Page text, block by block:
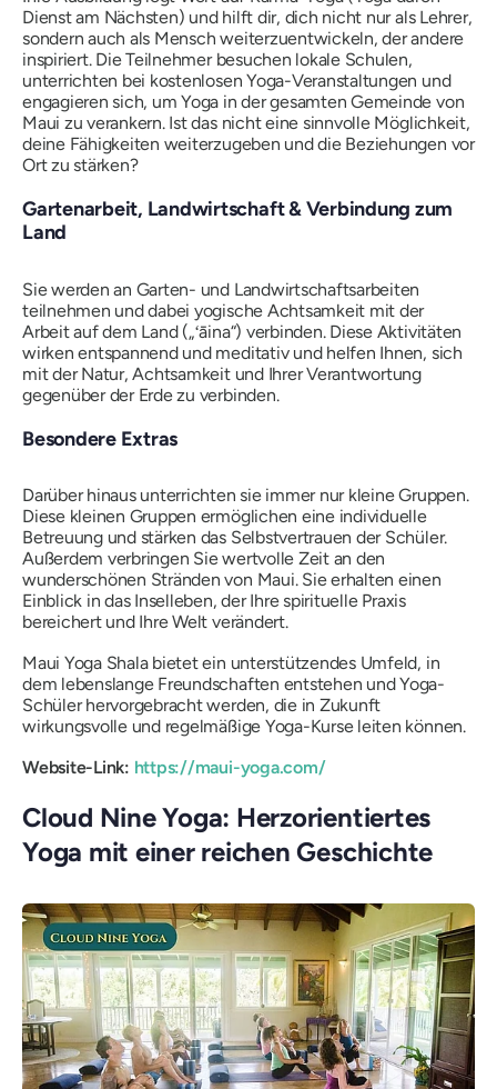
Dienst am Nächsten) und hilft dir, dich nicht nur als Lehrer,
sondern auch als Mensch weiterzuentwickeln, der andere
inspiriert. Die Teilnehmer besuchen lokale Schulen,
unterrichten bei kostenlosen Yoga-Veranstaltungen und
engagieren sich, um Yoga in der gesamten Gemeinde von
Maui zu verankern. Ist das nicht eine sinnvolle Möglichkeit,
deine Fähigkeiten weiterzugeben und die Beziehungen vor
Ort zu stärken?
Gartenarbeit, Landwirtschaft & Verbindung zum
Land
Sie werden an Garten- und Landwirtschaftsarbeiten
teilnehmen und dabei yogische Achtsamkeit mit der
Arbeit auf dem Land („ʻāina“) verbinden. Diese Aktivitäten
wirken entspannend und meditativ und helfen Ihnen, sich
mit der Natur, Achtsamkeit und Ihrer Verantwortung
gegenüber der Erde zu verbinden.
Besondere Extras
Darüber hinaus unterrichten sie immer nur kleine Gruppen.
Diese kleinen Gruppen ermöglichen eine individuelle
Betreuung und stärken das Selbstvertrauen der Schüler.
Außerdem verbringen Sie wertvolle Zeit an den
wunderschönen Stränden von Maui. Sie erhalten einen
Einblick in das Inselleben, der Ihre spirituelle Praxis
bereichert und Ihre Welt verändert.
Maui Yoga Shala bietet ein unterstützendes Umfeld, in
dem lebenslange Freundschaften entstehen und Yoga-
Schüler hervorgebracht werden, die in Zukunft
wirkungsvolle und regelmäßige Yoga-Kurse leiten können.
Website-Link: https://maui-yoga.com/
Cloud Nine Yoga: Herzorientiertes
Yoga mit einer reichen Geschichte